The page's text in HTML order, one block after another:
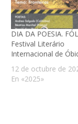
DIA DA POESIA.
Festival Literário
Internacional de
12 de octubre de
En «2025»